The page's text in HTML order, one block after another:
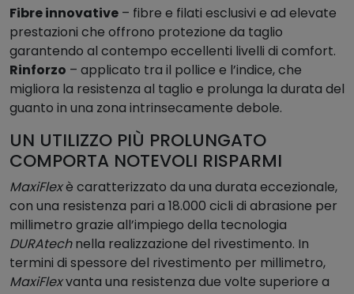
n
t
i
t
à
Fibre innovative – fibre e filati esclusivi e ad elevate
prestazioni che offrono protezione da taglio
garantendo al contempo eccellenti livelli di comfort.
Rinforzo – applicato tra il pollice e l’indice, che
migliora la resistenza al taglio e prolunga la durata del
guanto in una zona intrinsecamente debole.
UN UTILIZZO PIÙ PROLUNGATO
COMPORTA NOTEVOLI RISPARMI
MaxiFlexè caratterizzato da una durata eccezionale,
con una resistenza pari a 18.000 cicli di abrasione per
millimetro grazie all’impiego della tecnologia
DURAtechnella realizzazione del rivestimento. In
termini di spessore del rivestimento per millimetro,
MaxiFlexvanta una resistenza due volte superiore a